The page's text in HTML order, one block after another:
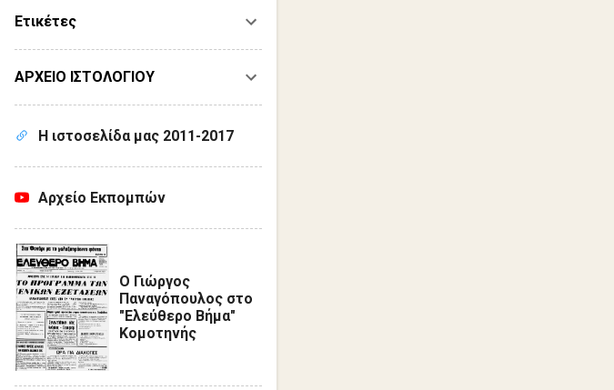
Ετικέτες
ΑΡΧΕΙΟ ΙΣΤΟΛΟΓΙΟΥ
Η ιστοσελίδα μας 2011-2017
Αρχείο Εκπομπών
Ο Γιώργος
Παναγόπουλος στο
"Ελεύθερο Βήμα"
Κομοτηνής